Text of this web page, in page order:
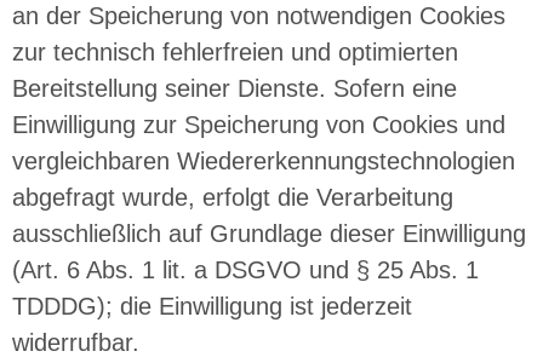
an der Speicherung von notwendigen Cookies
zur technisch fehlerfreien und optimierten
Bereitstellung seiner Dienste. Sofern eine
Einwilligung zur Speicherung von Cookies und
vergleichbaren Wiedererkennungstechnologien
abgefragt wurde, erfolgt die Verarbeitung
ausschließlich auf Grundlage dieser Einwilligung
(Art. 6 Abs. 1 lit. a DSGVO und § 25 Abs. 1
TDDDG); die Einwilligung ist jederzeit
widerrufbar.